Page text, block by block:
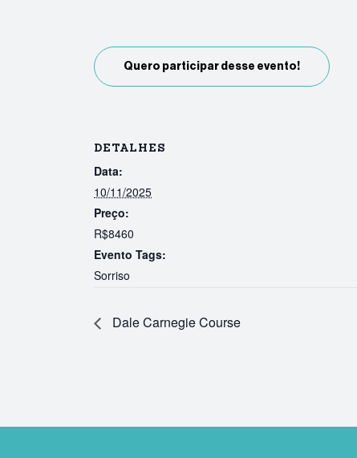
Quero participar desse evento!
DETALHES
Data:
10/11/2025
Preço:
R$8460
Evento Tags:
Sorriso
Dale Carnegie Course